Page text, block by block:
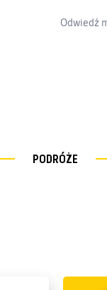
Odwiedź
PODRÓŻE